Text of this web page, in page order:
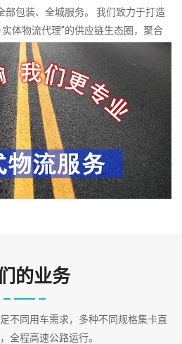
部包装、全城服务。 我们致力于打造
体物流代理”的供应链生态圈，聚合
网技术、供应链金融及组织创新，打
息流与资金流，推动中小物流企业的
高集约化水平，实现集团化发展，助
绕客户真实需求制定全方位的供应链
、更快捷、更高效、更超值的服务。
理服务，有着严谨完善的经营管理，
流代理公司。公司拥有科学规范的管
的合作保障。对货物的接受到发货以
采取了严格的管理，使服务质量得到
的业务
不同用车需求，多种不同规格集卡直
全程高速公路运行。